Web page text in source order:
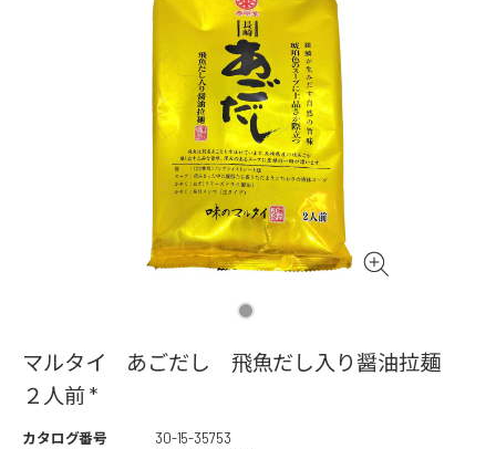
マルタイ あごだし 飛魚だし入り醤油拉麺
２人前 *
カタログ番号
30-15-35753